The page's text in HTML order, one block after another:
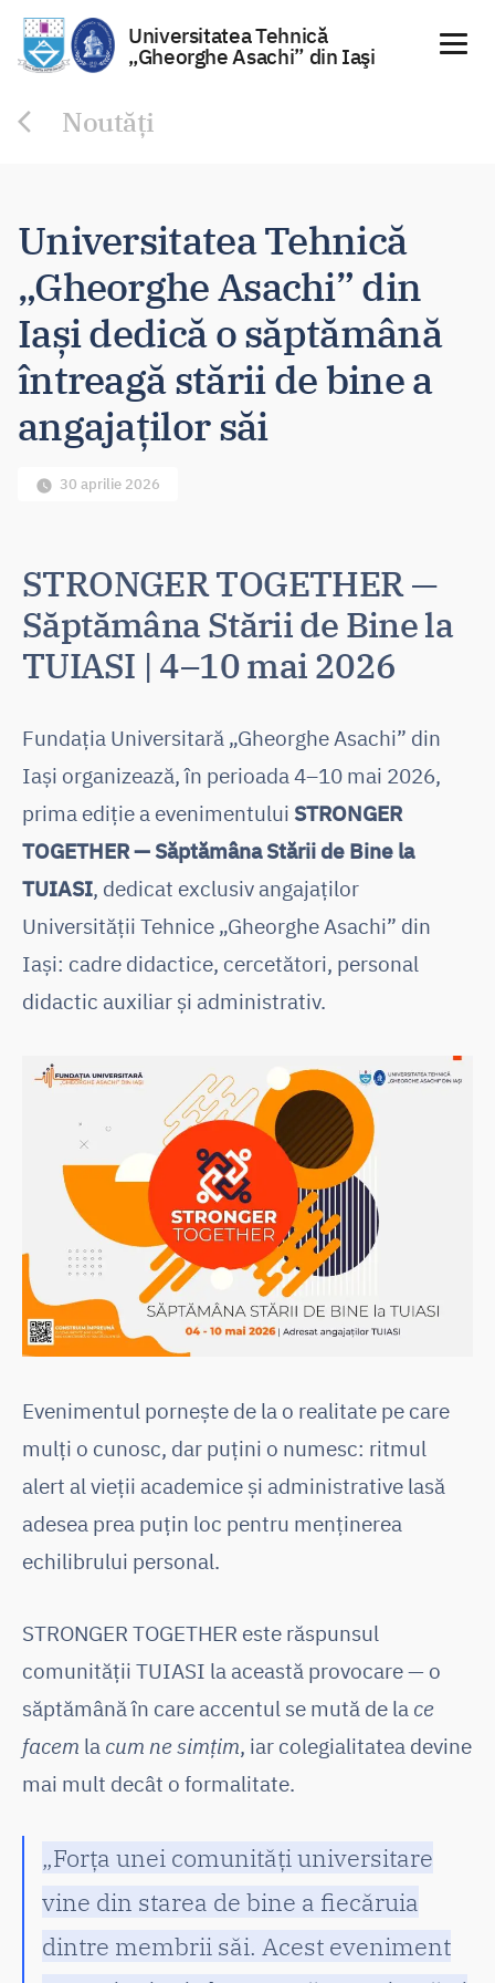
Universitatea Tehnică
„Gheorghe Asachi” din Iaşi
Noutăți
Universitatea Tehnică
„Gheorghe Asachi” din
Iași dedică o săptămână
întreagă stării de bine a
angajaților săi
30 aprilie 2026
STRONGER TOGETHER —
Săptămâna Stării de Bine la
TUIASI | 4–10 mai 2026
Fundația Universitară „Gheorghe Asachi” din
Iași organizează, în perioada 4–10 mai 2026,
prima ediție a evenimentului STRONGER
TOGETHER — Săptămâna Stării de Bine la
TUIASI, dedicat exclusiv angajaților
Universității Tehnice „Gheorghe Asachi” din
Iași: cadre didactice, cercetători, personal
didactic auxiliar și administrativ.
Evenimentul pornește de la o realitate pe care
mulți o cunosc, dar puțini o numesc: ritmul
alert al vieții academice și administrative lasă
adesea prea puțin loc pentru menținerea
echilibrului personal.
STRONGER TOGETHER este răspunsul
comunității TUIASI la această provocare — o
săptămână în care accentul se mută de la ce
facem la cum ne simțim, iar colegialitatea devine
mai mult decât o formalitate.
„Forța unei comunități universitare
vine din starea de bine a fiecăruia
dintre membrii săi. Acest eveniment